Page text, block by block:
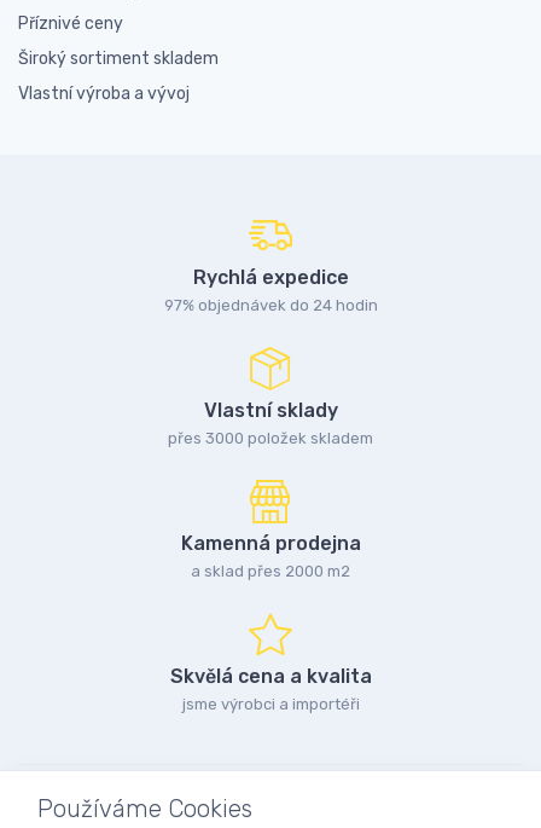
Příznivé ceny
Široký sortiment skladem
Vlastní výroba a vývoj
Rychlá expedice
97% objednávek do 24 hodin
Vlastní sklady
přes 3000 položek skladem
Kamenná prodejna
a sklad přes 2000 m2
Skvělá cena a kvalita
jsme výrobci a importéři
Používáme Cookies